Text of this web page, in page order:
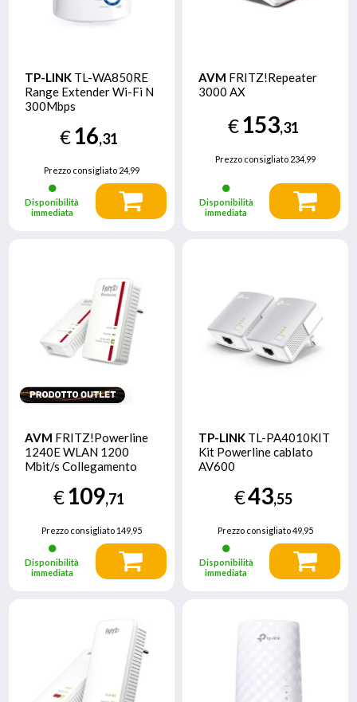
TP-LINK TL-WA850RE
Range Extender Wi-Fi N
300Mbps
€16,31
Prezzo consigliato24,99
Disponibilità
immediata
AVM FRITZ!Repeater
3000 AX
€153,31
Prezzo consigliato 234,99
Disponibilità
immediata
AVM FRITZ!Powerline
1240E WLAN 1200
Mbit/s Collegamento
Rosso, Bianco 2 pezzo(i)
EX DEMO - Prodotto
nuovo imballo rovinato
€109,71
Prezzo consigliato149,95
Disponibilità
immediata
TP-LINK TL-PA4010KIT
Kit Powerline cablato
AV600
€43,55
Prezzo consigliato49,95
Disponibilità
immediata